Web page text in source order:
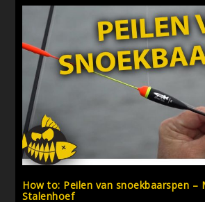
How to: Peilen van snoekbaarspen –
Stalenhoef